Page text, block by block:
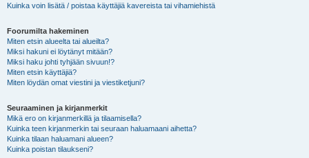
Kuinka voin lisätä / poistaa käyttäjiä kavereista tai vihamiehistä
Foorumilta hakeminen
Miten etsin alueelta tai alueilta?
Miksi hakuni ei löytänyt mitään?
Miksi haku johti tyhjään sivuun!?
Miten etsin käyttäjiä?
Miten löydän omat viestini ja viestiketjuni?
Seuraaminen ja kirjanmerkit
Mikä ero on kirjanmerkillä ja tilaamisella?
Kuinka teen kirjanmerkin tai seuraan haluamaani aihetta?
Kuinka tilaan haluamani alueen?
Kuinka poistan tilaukseni?